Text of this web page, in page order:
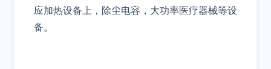
应加热设备上，除尘电容，大功率医疗器械等设
备。